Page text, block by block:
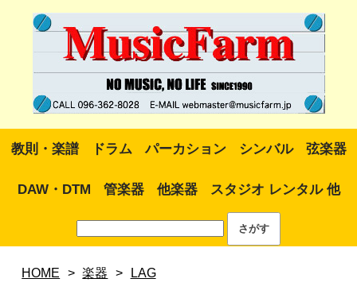
教則・楽譜 ドラム パーカション シンバル 弦楽器
DAW・DTM 管楽器 他楽器 スタジオ レンタル 他
HOME > 楽器 > LAG